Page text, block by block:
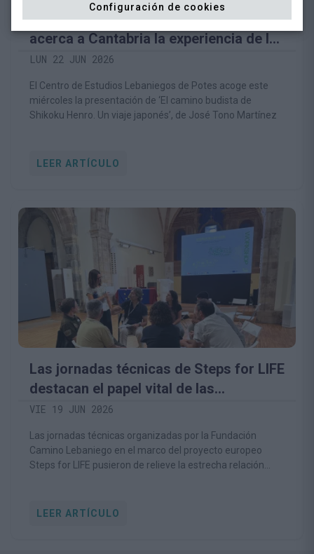
La Fundación Camino Lebaniego
acerca a Cantabria la experiencia de la
gran peregrinación budista de Japón
LUN 22 JUN 2026
El Centro de Estudios Lebaniegos de Potes acoge este
miércoles la presentación de ‘El camino budista de
Shikoku Henro. Un viaje japonés’, de José Tono Martínez
LEER ARTÍCULO
Las jornadas técnicas de Steps for LIFE
destacan el papel vital de las
comunidades rurales en la
conservación del medio natural
VIE 19 JUN 2026
Las jornadas técnicas organizadas por la Fundación
Camino Lebaniego en el marco del proyecto europeo
Steps for LIFE pusieron de relieve la estrecha relación
LEER ARTÍCULO
Configuración de cookies